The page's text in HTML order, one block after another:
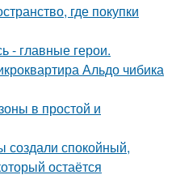
где покупки
- главные герои.
Альдо чибика
в простой и
создали спокойный,
остаётся